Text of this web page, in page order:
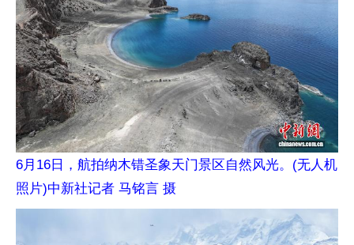
6月16日，航拍纳木错圣象天门景区自然风光。(无人机
照片)中新社记者 马铭言 摄